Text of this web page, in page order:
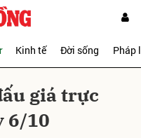
Kinh tế Đời sống Pháp
giá trực
6/10